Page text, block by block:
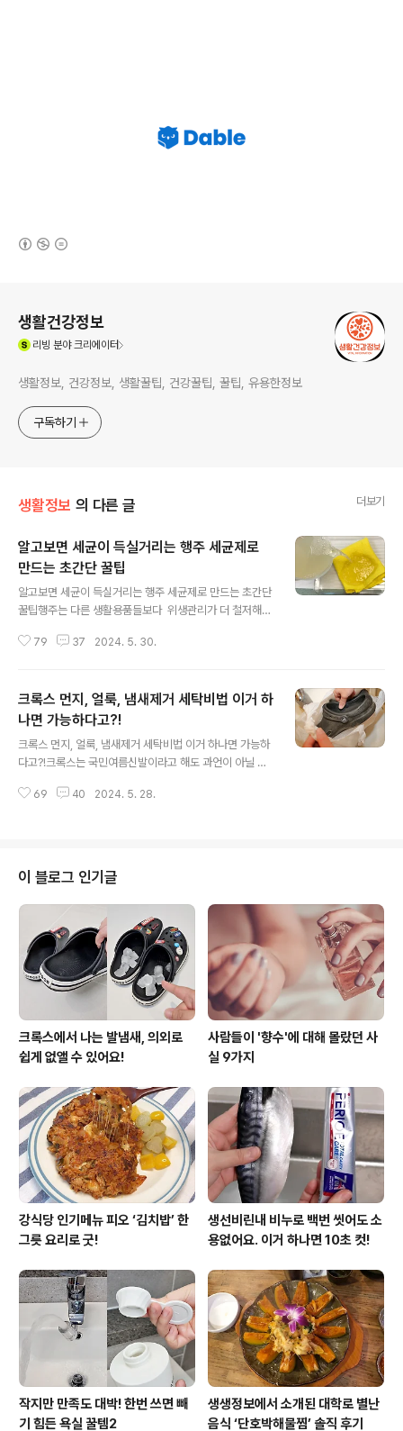
생활건강정보
리빙 분야 크리에이터
생활정보, 건강정보, 생활꿀팁, 건강꿀팁, 꿀팁, 유용한정보
구독하기
생활정보 의 다른 글 더보기
알고보면 세균이 득실거리는 행주 세균제로
만드는 초간단 꿀팁
알고보면 세균이 득실거리는 행주 세균제로 만드는 초간단
꿀팁행주는 다른 생활용품들보다 위생관리가 더 철저해
오늘은 점점 더워지는 날씨에 꼭 알아둬야 할 세균제로 행
실득실… 변기보다 더러워질 수도 있다고 해요. 이건 정
말 상상하기도 싫은데요. 여름철 고온다습한 날씨에 세
균 범벅이 된 행주를 그냥 쓸 수는 없는 법! 이렇게 한번 세
탁해보세요. 식초, 물, 주방세제를 준비해요. 계량은 종
이컵으로 해주시고요. 식초2컵, 물2컵, 주방세제1/3컵을
골고루 섞어주기만 하면 특급세제가 완성돼요. 내열용기
79 37 2024. 5. 30.
크록스 먼지, 얼룩, 냄새제거 세탁비법 이거 하
나면 가능하다고?!
크록스 먼지, 얼룩, 냄새제거 세탁비법 이거 하나면 가능하
다고?!크록스는 국민여름신발이라고 해도 과언이 아닐 정
서 이맘때 꼭 알아둬야 할 크록스 세탁법을 준비했어요. 먼
솔질을 너무 많이 하면 또 금방 닳는다는 거예요. 그래서
저는 이 방법을 써요. 솔질은 최소한으로 하고 세탁효과
는 최대로 끌어올리는 비닐봉지 세탁법이에요. 잘 찢어
지지 않는 큼직한 비닐봉지에 중성세제도 조금 넣어주세
요. 저는 샴푸를 사용했어요. 크록스가 많이 더럽다면 중
성세제와 함께 베이킹소..
69 40 2024. 5. 28.
이 블로그 인기글
크록스에서 나는 발냄새, 의외로
쉽게 없앨 수 있어요!
사람들이 '향수'에 대해 몰랐던 사
실 9가지
강식당 인기메뉴 피오 ‘김치밥’ 한
그릇 요리로 굿!
생선비린내 비누로 백번 씻어도 소
용없어요. 이거 하나면 10초 컷!
작지만 만족도 대박! 한번 쓰면 빼
기 힘든 욕실 꿀템2
생생정보에서 소개된 대학로 별난
음식 ‘단호박해물찜’ 솔직 후기